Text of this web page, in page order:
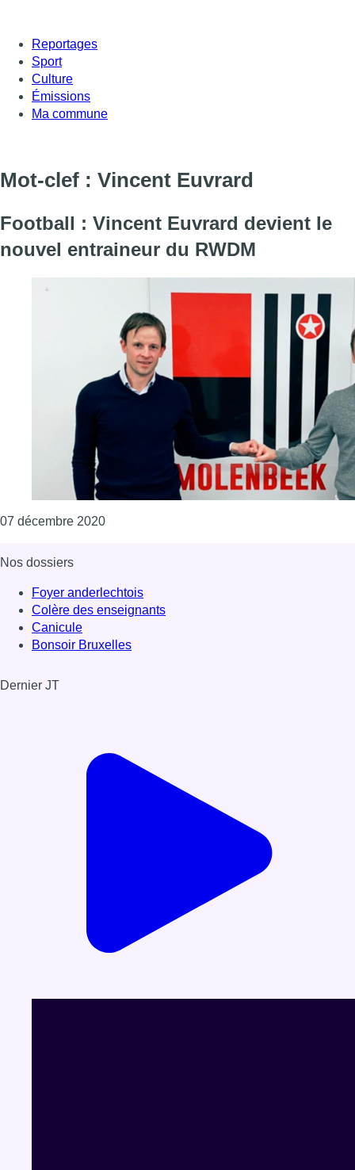
Reportages
Sport
Culture
Émissions
Ma commune
Mot-clef : Vincent Euvrard
Football : Vincent Euvrard devient le
nouvel entraineur du RWDM
07 décembre 2020Consulter l'article "Football : Vincent
Nos dossiers
Foyer anderlechtois
Colère des enseignants
Canicule
Bonsoir Bruxelles
Dernier JT